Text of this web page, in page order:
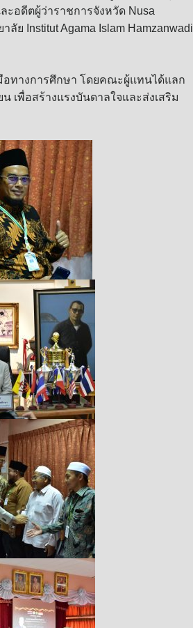
ะอดีตผู้ว่าราชการจังหวัด Nusa
ย Institut Agama Islam Hamzanwadi
อทางการศึกษา โดยคณะผู้แทนได้แลก
เพื่อสร้างแรงบันดาลใจและส่งเสริม